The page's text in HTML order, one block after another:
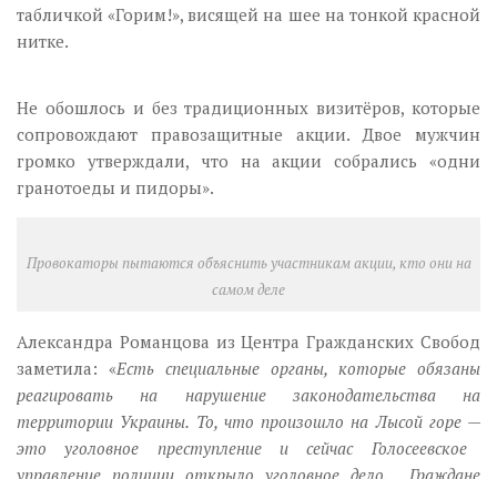
табличкой «Горим!», висящей на шее на тонкой красной
нитке.
Не обошлось и без традиционных визитёров, которые
сопровождают правозащитные акции. Двое мужчин
громко утверждали, что на акции собрались «одни
гранотоеды и пидоры».
Провокаторы пытаются объяснить участникам акции, кто они на
самом деле
Александра Романцова из Центра Гражданских Свобод
заметила: «Есть специальные органы, которые обязаны
реагировать на нарушение законодательства на
территории Украины. То, что произошло на Лысой горе —
это уголовное преступление и сейчас Голосеевское
управление полиции открыло уголовное дело. Граждане